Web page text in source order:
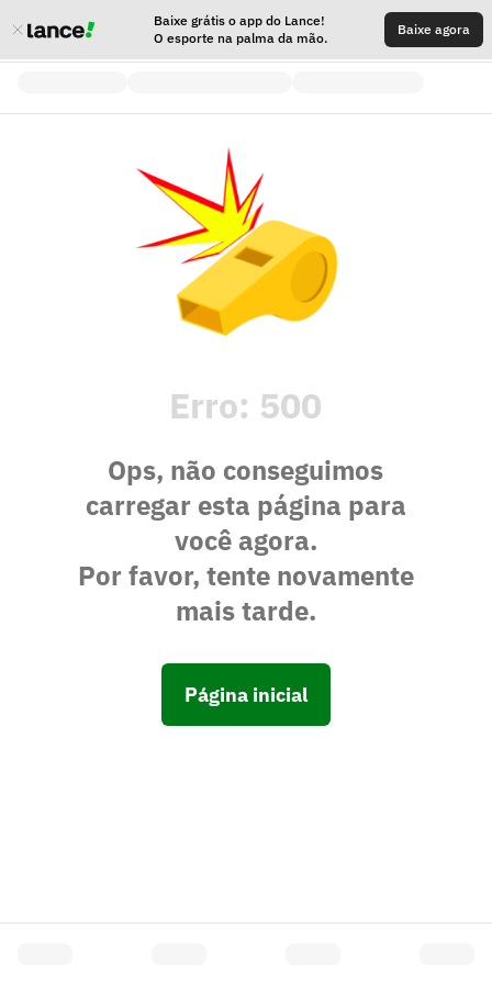
Baixe grátis o app do Lance!
O esporte na palma da mão.
Baixe agora
Erro: 500
Ops, não conseguimos
carregar esta página para
você agora.
Por favor, tente novamente
mais tarde.
Página inicial